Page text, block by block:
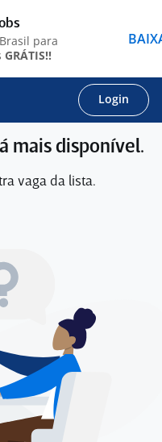
Login
mais disponível.
vaga da lista.
para
GRÁTIS!!